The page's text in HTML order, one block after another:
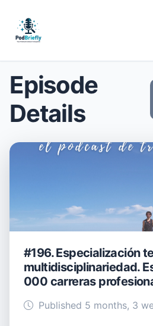
Episode
Details
#196. Especialización
multidisciplinariedad.
000 carreras
Published 5 months, 3